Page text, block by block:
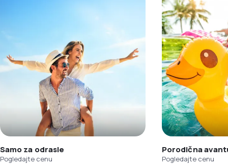
Samo za odrasle
Pogledajte cenu
Porodična
Pogledajte cenu